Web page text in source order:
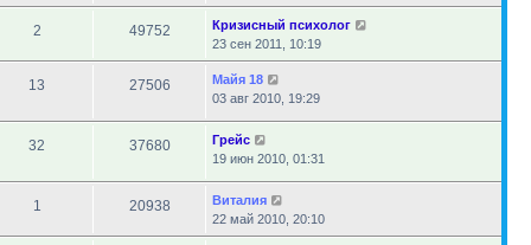
2 49752
Кризисный психолог
23 сен 2011, 10:19
13 27506
Майя 18
03 авг 2010, 19:29
32 37680
Грейс
19 июн 2010, 01:31
1 20938
Виталия
22 май 2010, 20:10